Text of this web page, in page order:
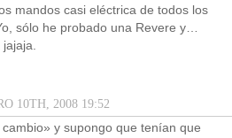
mandos casi eléctrica de todos los
sólo he probado una Revere y…
jajaja.
10TH, 2008 19:52
y supongo que tenían que